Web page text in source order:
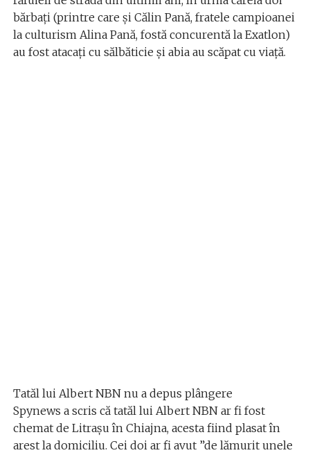
bărbați (printre care și Călin Pană, fratele campioanei
la culturism Alina Pană, fostă concurentă la Exatlon)
au fost atacați cu sălbăticie și abia au scăpat cu viață.
Tatăl lui Albert NBN nu a depus plângere
Spynews a scris că tatăl lui Albert NBN ar fi fost
chemat de Litrașu în Chiajna, acesta fiind plasat în
arest la domiciliu. Cei doi ar fi avut ”de lămurit unele